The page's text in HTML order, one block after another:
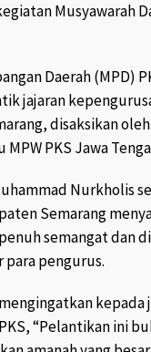
Musyawarah
Daerah (MPD)
jajaran
disaksikan
PKS Jawa
Nurkholis
Semarang
semangat dan
pengurus.
kepada
“Pelantikan ini